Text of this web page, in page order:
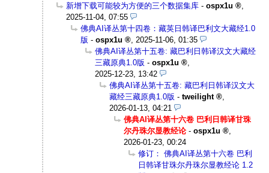
新增下载可能较为方便的三个数据集库 - ospx1u
2025-11-04, 07:55
佛典AI译丛第十四卷：藏英日韩译巴利文大藏经1.0
版 - ospx1u
2025-11-06, 01:35
佛典AI译丛第十五卷: 藏巴利日韩译汉文大藏经
三藏原典1.0版 - ospx1u
2025-12-23, 13:42
佛典AI译丛第十五卷: 藏巴利日韩译汉文大
藏经三藏原典1.0版 - tweilight
2026-01-13, 04:21
佛典AI译丛第十六卷 巴利日韩译甘珠
尔丹珠尔显教经论- ospx1u
2026-01-23, 00:24
修订： 佛典AI译丛第十六卷 巴利
日韩译甘珠尔丹珠尔显教经论 1.2